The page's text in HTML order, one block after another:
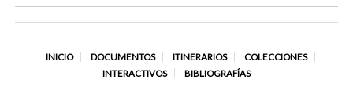
INICIO DOCUMENTOS ITINERARIOS
COLECCIONES
INTERACTIVOS
BIBLIOGRAFÍAS